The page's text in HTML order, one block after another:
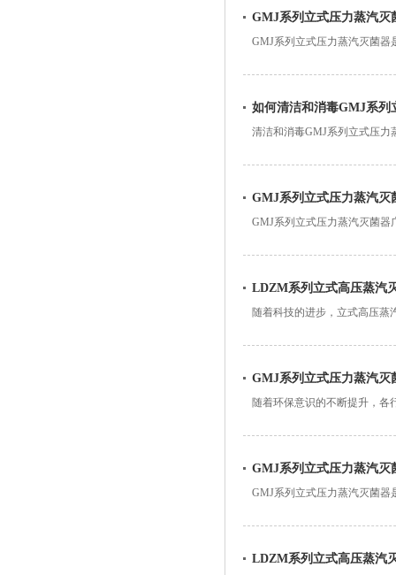
GMJ系列立式压力蒸汽灭
GMJ系列立式压力蒸汽灭菌器
如何清洁和消毒GMJ系列
清洁和消毒GMJ系列立式压力
GMJ系列立式压力蒸汽灭
GMJ系列立式压力蒸汽灭菌
LDZM系列立式高压蒸汽
随着科技的进步，立式高压蒸
GMJ系列立式压力蒸汽灭
随着环保意识的不断提升，各
GMJ系列立式压力蒸汽灭
GMJ系列立式压力蒸汽灭菌器
LDZM系列立式高压蒸汽